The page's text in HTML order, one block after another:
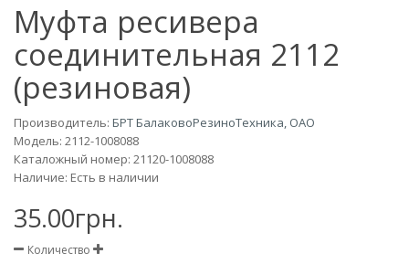
Муфта ресивера
соединительная 2112
(резиновая)
Производитель: БРТ БалаковоРезиноТехника, ОАО
Модель: 2112-1008088
Каталожный номер: 21120-1008088
Наличие: Есть в наличии
35.00грн.
Количество